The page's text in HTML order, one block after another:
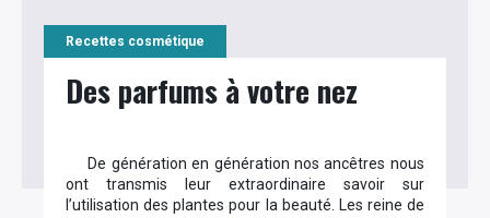
Recettes cosmétique
Des parfums à votre nez
De génération en génération nos ancêtres nous
ont transmis leur extraordinaire savoir sur
l’utilisation des plantes pour la beauté. Les reine de